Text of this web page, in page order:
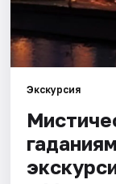
События
Города
Площадки
Экскурсия